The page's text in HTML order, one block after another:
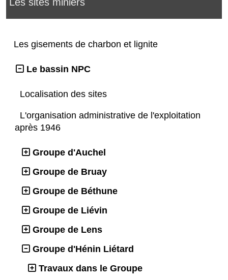
Les gisements de charbon et lignite
Le bassin NPC
Localisation des sites
L'organisation administrative de l'exploitation
après 1946
Groupe d'Auchel
Groupe de Bruay
Groupe de Béthune
Groupe de Liévin
Groupe de Lens
Groupe d'Hénin Liétard
Travaux dans le Groupe